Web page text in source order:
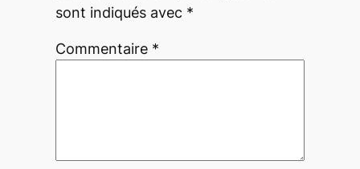
sont indiqués avec *
Commentaire *